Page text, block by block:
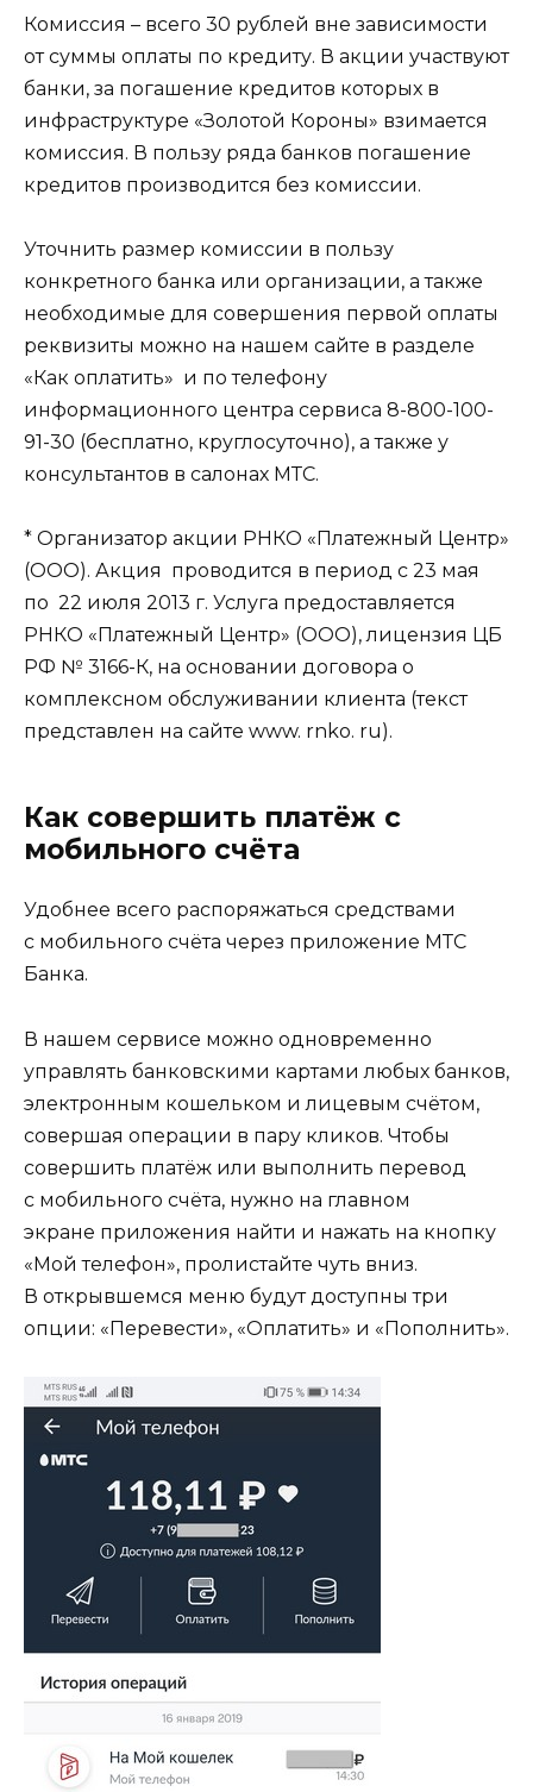
Комиссия – всего 30 рублей вне зависимости
от суммы оплаты по кредиту. В акции участвуют
банки, за погашение кредитов которых в
инфраструктуре «Золотой Короны» взимается
комиссия. В пользу ряда банков погашение
кредитов производится без комиссии.
Уточнить размер комиссии в пользу
конкретного банка или организации, а также
необходимые для совершения первой оплаты
реквизиты можно на нашем сайте в разделе
«Как оплатить» и по телефону
информационного центра сервиса 8-800-100-
91-30 (бесплатно, круглосуточно), а также у
консультантов в салонах МТС.
* Организатор акции РНКО «Платежный Центр»
(ООО). Акция проводится в период с 23 мая
по 22 июля 2013 г. Услуга предоставляется
РНКО «Платежный Центр» (ООО), лицензия ЦБ
РФ № 3166-К, на основании договора о
комплексном обслуживании клиента (текст
представлен на сайте www. rnko. ru). ​ ​​
Как совершить платёж с
мобильного счёта
Удобнее всего распоряжаться средствами
с мобильного счёта через приложение МТС
Банка.
В нашем сервисе можно одновременно
управлять банковскими картами любых банков,
электронным кошельком и лицевым счётом,
совершая операции в пару кликов. Чтобы
совершить платёж или выполнить перевод
с мобильного счёта, нужно на главном
экране приложения найти и нажать на кнопку
«Мой телефон», пролистайте чуть вниз.
В открывшемся меню будут доступны три
опции: «Перевести», «Оплатить» и «Пополнить».